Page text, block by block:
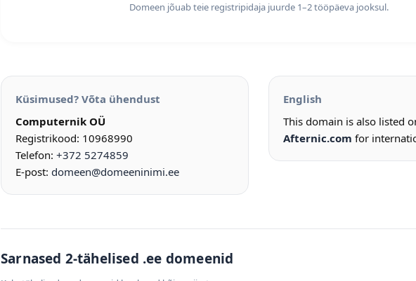
Domeen jõuab teie registripidaja juurde 1–2 tööpäeva jooksul.
Küsimused? Võta ühendust
Computernik OÜ
Registrikood: 10968990
Telefon: +372 5274859
E-post: domeen@domeeninimi.ee
English
This domain is also listed
Afternic.com for
Sarnased 2-tähelised .ee domeenid